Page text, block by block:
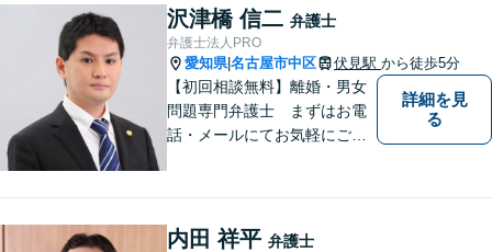
の方は、お気軽にご相談下さ
い。
沢津橋 信二 弁護士
弁護士法人PRO
愛知県|名古屋市中区 伏見駅 から徒歩5分
【初回相談無料】離婚・男女
問題専門弁護士 まずはお電
話・メールにてお気軽にご連
詳細を見
る
内田 祥平 弁護士